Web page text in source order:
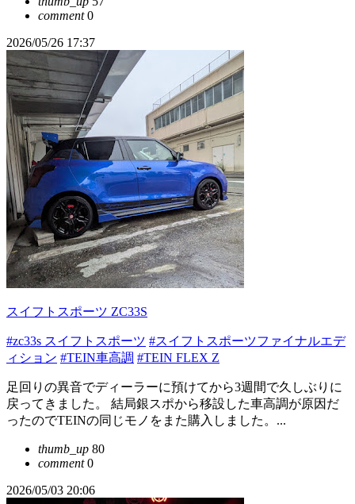
comment0
2026/05/26 17:37
スイフトスポーツ ZC33S
#zc33s スイフトスポーツ #スイフトスポーツファイナルエデ
ィション #TEIN車高調 #TEIN FLEX Z
足回りの異音でディーラーに預けてから3週間で久しぶりに
戻ってきました。 結局銀スポから移設した車高調が原因だ
ったのでTEINの同じモノをまた購入しました。...
thumb_up 80
comment0
2026/05/03 20:06